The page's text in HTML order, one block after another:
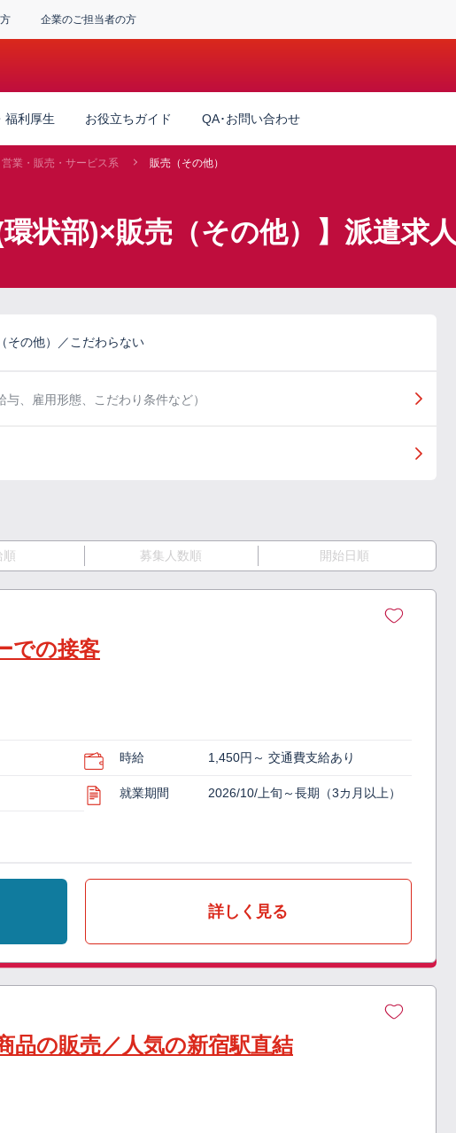
企業のご担当者の方
福利厚生 お役立ちガイド QA･お問い合わせ
営業・販売・サービス系 販売（その他）
環状部)×販売（その他）】派遣求人
その他）／こだわらない
与、雇用形態、こだわり条件など）
順 募集人数順 開始日順
での接客
時給 1,450円～ 交通費支給あり
就業期間 2026/10/上旬～長期（3カ月以上）
詳しく見る
品の販売／人気の新宿駅直結